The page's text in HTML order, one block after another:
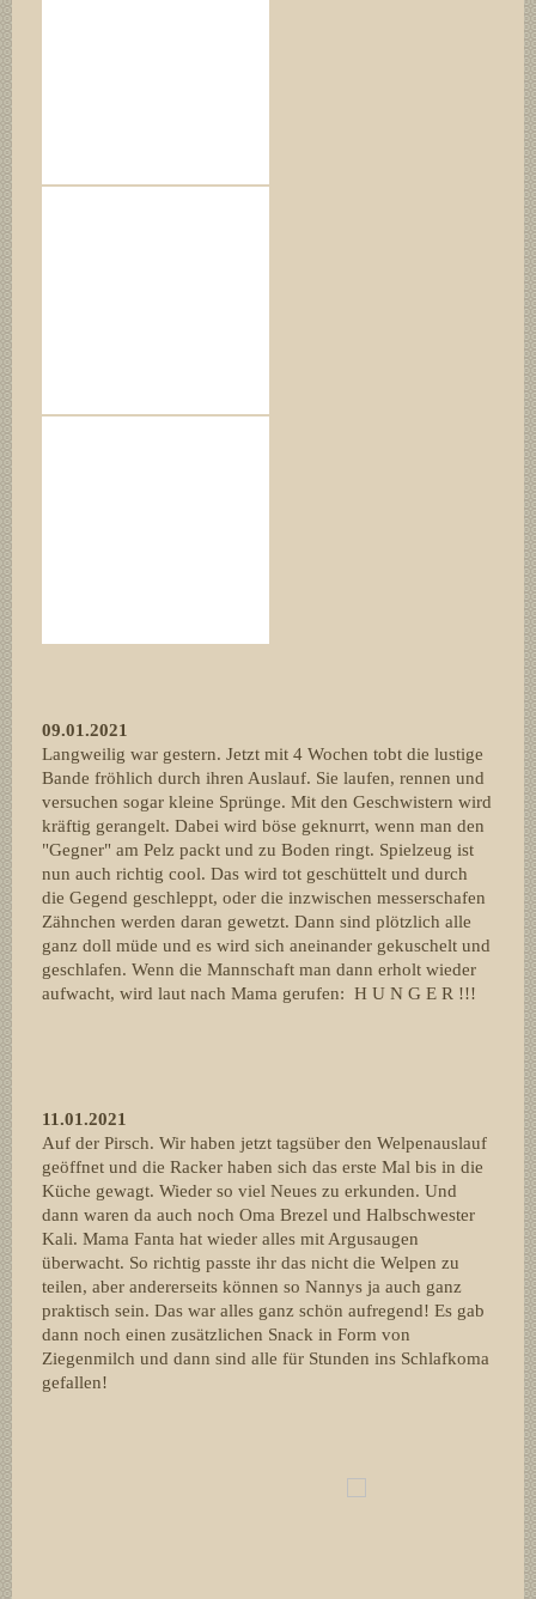
09.01.2021
Langweilig war gestern. Jetzt mit 4 Wochen tobt die lustige
Bande fröhlich durch ihren Auslauf. Sie laufen, rennen und
versuchen sogar kleine Sprünge. Mit den Geschwistern wird
kräftig gerangelt. Dabei wird böse geknurrt, wenn man den
"Gegner" am Pelz packt und zu Boden ringt. Spielzeug ist
nun auch richtig cool. Das wird tot geschüttelt und durch
die Gegend geschleppt, oder die inzwischen messerschafen
Zähnchen werden daran gewetzt. Dann sind plötzlich alle
ganz doll müde und es wird sich aneinander gekuschelt und
geschlafen. Wenn die Mannschaft man dann erholt wieder
aufwacht, wird laut nach Mama gerufen: H U N G E R !!!
11.01.2021
Auf der Pirsch. Wir haben jetzt tagsüber den Welpenauslauf
geöffnet und die Racker haben sich das erste Mal bis in die
Küche gewagt. Wieder so viel Neues zu erkunden. Und
dann waren da auch noch Oma Brezel und Halbschwester
Kali. Mama Fanta hat wieder alles mit Argusaugen
überwacht. So richtig passte ihr das nicht die Welpen zu
teilen, aber andererseits können so Nannys ja auch ganz
praktisch sein. Das war alles ganz schön aufregend! Es gab
dann noch einen zusätzlichen Snack in Form von
Ziegenmilch und dann sind alle für Stunden ins Schlafkoma
gefallen!